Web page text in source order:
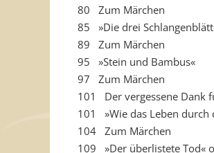
80 Zum Märchen
85 »Die drei
89 Zum Märchen
95 »Stein und Bambus«
97 Zum Märchen
101 Der vergessene Dank
101 »Wie das Leben durch
104 Zum Märchen
109 »Der überlistete Tod«